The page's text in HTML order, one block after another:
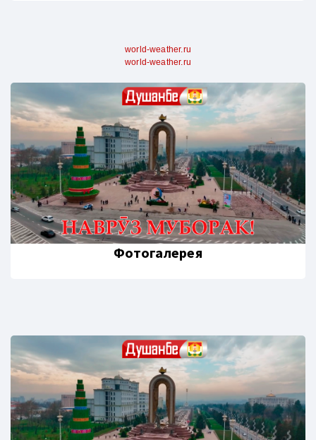
world-weather.ru
world-weather.ru
Фотогалерея